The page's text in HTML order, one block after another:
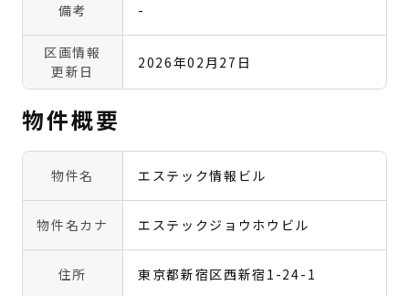
備考 -
区画情報
更新日
2026年02月27日
物件概要
物件名 エステック情報ビル
物件名カナ エステックジョウホウビル
住所 東京都新宿区西新宿1-24-1